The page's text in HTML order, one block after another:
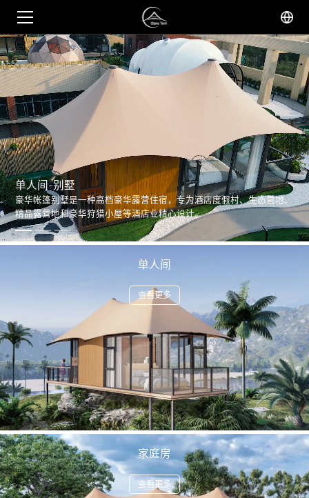
单人间-别墅
单人间-别墅
豪华帐篷别墅是一种高档豪华露营住宿，专为酒店度假村、生态营地、
精品露营地和豪华狩猎小屋等酒店业精心设计。
单人间
查看更多
家庭房
查看更多